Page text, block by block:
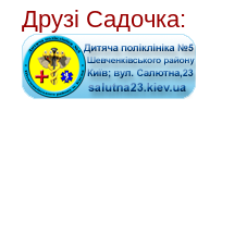
Друзі Садочка: